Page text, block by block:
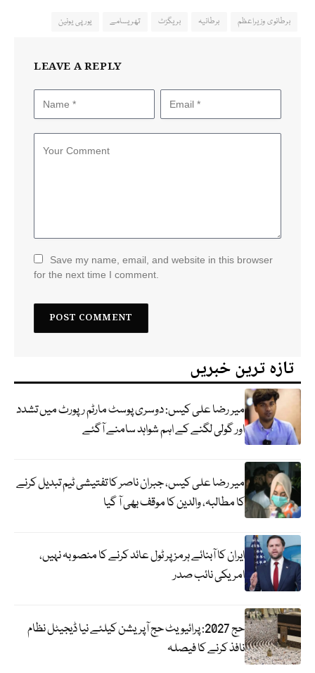
برطانوی وزیراعظم برطانیہ بریگزٹ تھریسامے یورپی یونین
LEAVE A REPLY
Save my name, email, and website in this browser
for the next time I comment.
تازہ ترین خبریں
میر رضا علی کیس: دوسری پوسٹ مارٹم رپورٹ میں تشدد
اور گولی لگنے کے اہم شواہد سامنے آگئے
میر رضا علی کیس، جبران ناصر کا تفتیشی ٹیم تبدیل کرنے
کا مطالبہ، والدین کا موقف بھی آ گیا
ایران کا آبنائے ہرمز پر ٹول عائد کرنے کا منصوبہ نہیں،
امریکی نائب صدر
حج 2027: پرائیویٹ حج آپریشن کیلئے نیا ڈیجیٹل نظام
نافذ کرنے کا فیصلہ